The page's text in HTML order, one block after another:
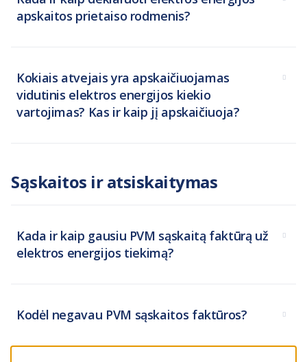
apskaitos prietaiso rodmenis?
Kokiais atvejais yra apskaičiuojamas
vidutinis elektros energijos kiekio
vartojimas? Kas ir kaip jį apskaičiuoja?
Sąskaitos ir atsiskaitymas
Kada ir kaip gausiu PVM sąskaitą faktūrą už
elektros energijos tiekimą?
Kodėl negavau PVM sąskaitos faktūros?